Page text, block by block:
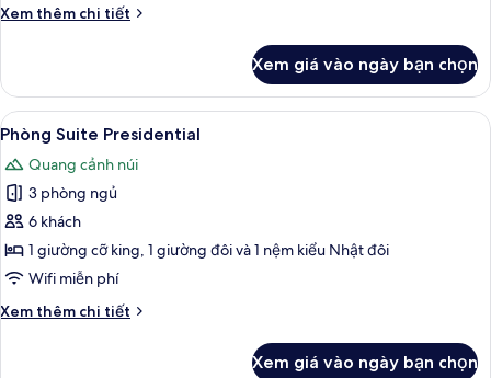
Xem thêm chi tiết
Chi
Phòng
Suite
Executive
Xem giá vào ngày bạn chọn
Xem
tất
cả
ảnh
Phòng
Suite
Presidential
Tủ lạnh, lò vi sóng, lò nướng, bếp nấu
9
Phòng Suite Presidential
Quang cảnh núi
3 phòng ngủ
6 khách
1 giường cỡ king, 1 giường đôi và 1 nệm kiểu Nhật đôi
Wifi miễn phí
Xem thêm chi tiết
Chi
Xem giá vào ngày bạn chọn